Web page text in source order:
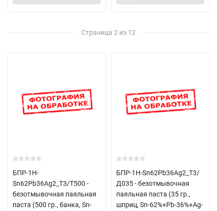
Страница 2 из 12
БПР-1Н-
Sn62Pb36Ag2_Т3/T500 -
безотмывочная паяльная
паста (500 гр., банка, Sn-
БПР-1Н-Sn62Pb36Ag2_Т3/
Д035 - безотмывочная
паяльная паста (35 гр.,
шприц, Sn-62%+Pb-36%+Ag-